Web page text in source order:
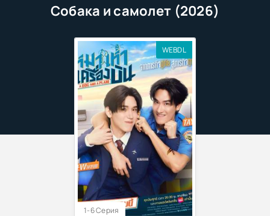
Собака и самолет (2026)
WEBDL
1-6 Серия